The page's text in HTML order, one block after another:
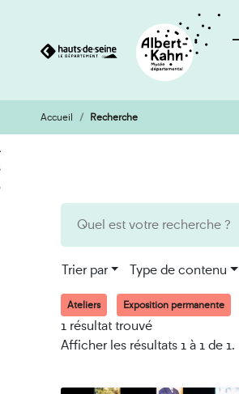
Aller
au
contenu
Aller
à
la
Accueil Recherche
Trier par Type de contenu
Ateliers Exposition permanente
1 résultat trouvé
Afficher les résultats 1 à 1 de 1.